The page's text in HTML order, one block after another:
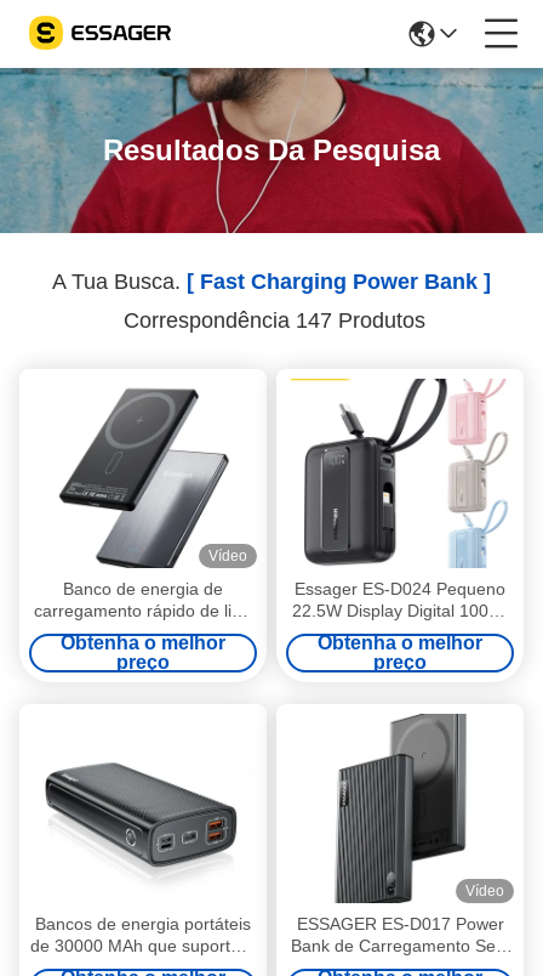
Resultados Da Pesquisa
A Tua Busca. [ Fast Charging Power Bank ]
Correspondência 147 Produtos
Vídeo
Banco de energia de
carregamento rápido de liga
de alumínio ABS PC Ultra
Thin Wireless 5000mah
Obtenha o melhor
preço
Essager ES-D024 Pequeno
22.5W Display Digital 10000
mAh Power Bank de
Carregamento Rápido com
Cabo Embutido
Obtenha o melhor
preço
Bancos de energia portáteis
de 30000 MAh que suportam
carregamento rápido de
Vídeo
ESSAGER ES-D017 Power
Bank de Carregamento Sem
Fio 10000mAh Ultra Fino